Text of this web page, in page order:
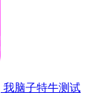
我脑子特牛测试